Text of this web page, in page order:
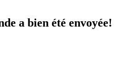
a bien été envoyée!